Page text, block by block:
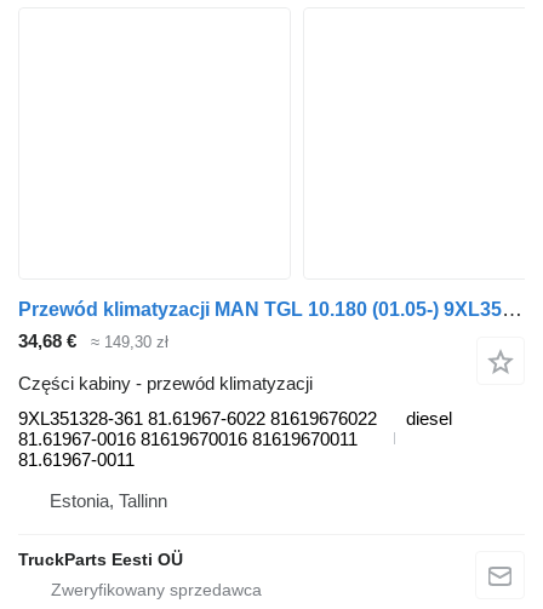
Przewód klimatyzacji MAN TGL 10.180 (01.05-) 9XL351328-361 do ciągnika siodłowego MAN TGL, TGM, TGS, TGX (2005-2021)
34,68 € ≈ 149,30 zł
Części kabiny - przewód klimatyzacji
9XL351328-361 81.61967-6022 81619676022
81.61967-0016 81619670016 81619670011
81.61967-0011
diesel
Estonia, Tallinn
TruckParts Eesti OÜ